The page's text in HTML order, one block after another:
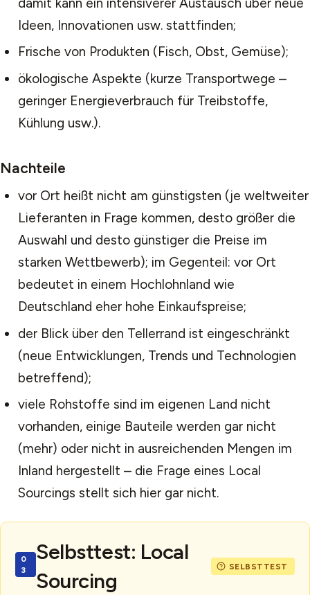
Ideen, Innovationen usw. stattfinden;
Frische von Produkten (Fisch, Obst, Gemüse);
ökologische Aspekte (kurze Transportwege –
geringer Energieverbrauch für Treibstoffe,
Kühlung usw.).
Nachteile
vor Ort heißt nicht am günstigsten (je weltweiter
Lieferanten in Frage kommen, desto größer die
Auswahl und desto günstiger die Preise im
starken Wettbewerb); im Gegenteil: vor Ort
bedeutet in einem Hochlohnland wie
Deutschland eher hohe Einkaufspreise;
der Blick über den Tellerrand ist eingeschränkt
(neue Entwicklungen, Trends und Technologien
betreffend);
viele Rohstoffe sind im eigenen Land nicht
vorhanden, einige Bauteile werden gar nicht
(mehr) oder nicht in ausreichenden Mengen im
Inland hergestellt – die Frage eines Local
Sourcings stellt sich hier gar nicht.
Selbsttest: Local
Sourcing